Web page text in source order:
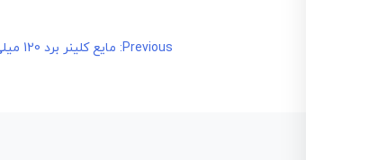
راهبری
Previous: مایع کلینر برد 120 میلی لیتر F.L.D